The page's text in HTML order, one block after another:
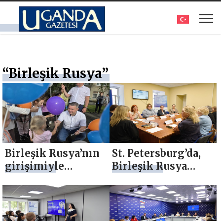
“Birleşik Rusya”
Birleşik Rusya’nın
girişimiyle
aile festivali
düzenlendi
St. Petersburg’da,
Birleşik Rusya
şehir genelinde
kadınlara yönelik
destek